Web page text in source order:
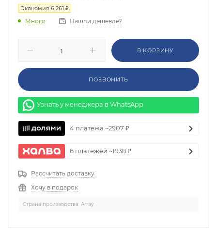
Экономия 6 261 ₽
Много Нашли дешевле?
В КОРЗИНУ
ПОЗВОНИТЬ
Узнать у менеджера в WhatsApp
4 платежа ~2907 ₽
6 платежей ~1938 ₽
Рассчитать доставку
Хочу в подарок
Страна производства: Array